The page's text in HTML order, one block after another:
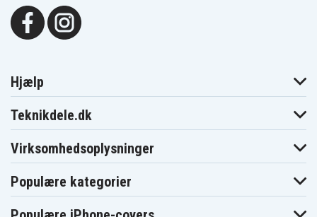
Hjælp
Teknikdele.dk
Virksomhedsoplysninger
Populære kategorier